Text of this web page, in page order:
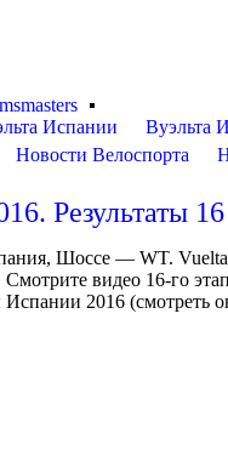
Испании Вуэльта
Новости Велоспорта
Результаты 16
Шоссе — WT.
видео 16-го
2016 (смотреть